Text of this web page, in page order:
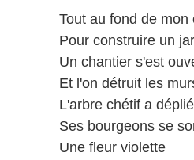
Tout au fond de mon
Pour construire un
Un chantier s'est
Et l'on détruit les
L'arbre chétif a
Ses bourgeons se
Une fleur violette